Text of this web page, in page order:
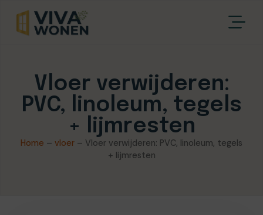
Vloer verwijderen:
PVC, linoleum, tegels
+ lijmresten
Home – vloer – Vloer verwijderen: PVC, linoleum, tegels
+ lijmresten